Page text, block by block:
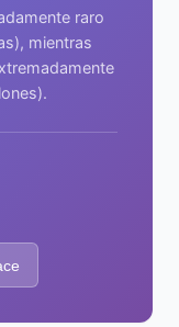
raro
mientras